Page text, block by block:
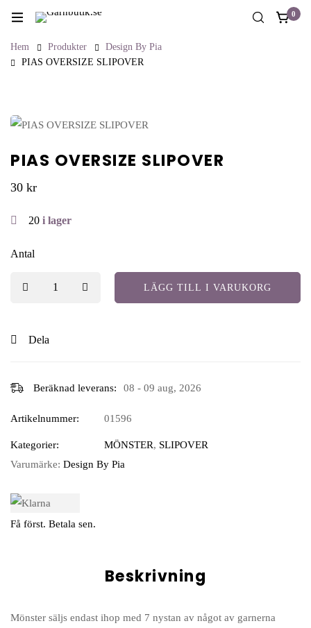
0
Hem Produkter
Design By Pia
PIAS OVERSIZE SLIPOVER
PIAS OVERSIZE SLIPOVER
30 kr
20 i lager
Antal
LÄGG TILL I VARUKORG
Dela
Beräknad leverans: 08 - 09 aug, 2026
Artikelnummer: 01596
Kategorier: MÖNSTER, SLIPOVER
Varumärke: Design By Pia
Få först. Betala sen.
Beskrivning
Mönster säljs endast ihop med 7 nystan av något av garnerna